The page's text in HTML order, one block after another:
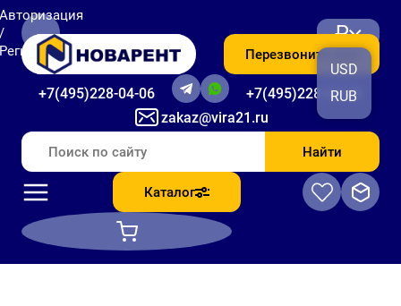
zakaz@vira21.ru
+7(495)228-04-06 +7(495)228-06-56
Перезвоните мне
₽
USD
RUB
Найти
Каталог